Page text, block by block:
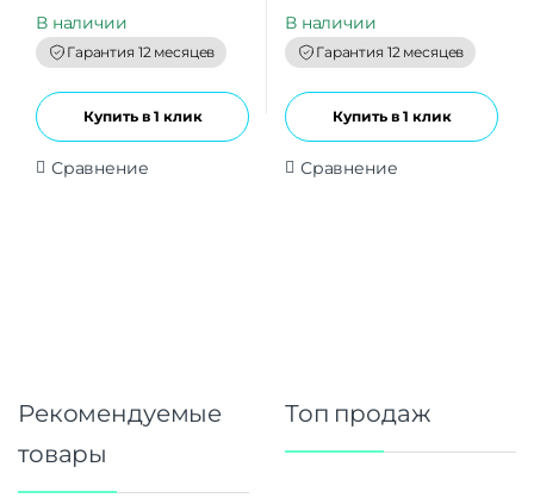
t
o
f
5
В наличии
Гарантия 12 месяцев
Купить в 1 клик
Сравнение
t
o
f
5
В наличии
Гарантия 12 месяцев
Купить в 1 клик
Сравнение
Рекомендуемые
товары
Топ продаж